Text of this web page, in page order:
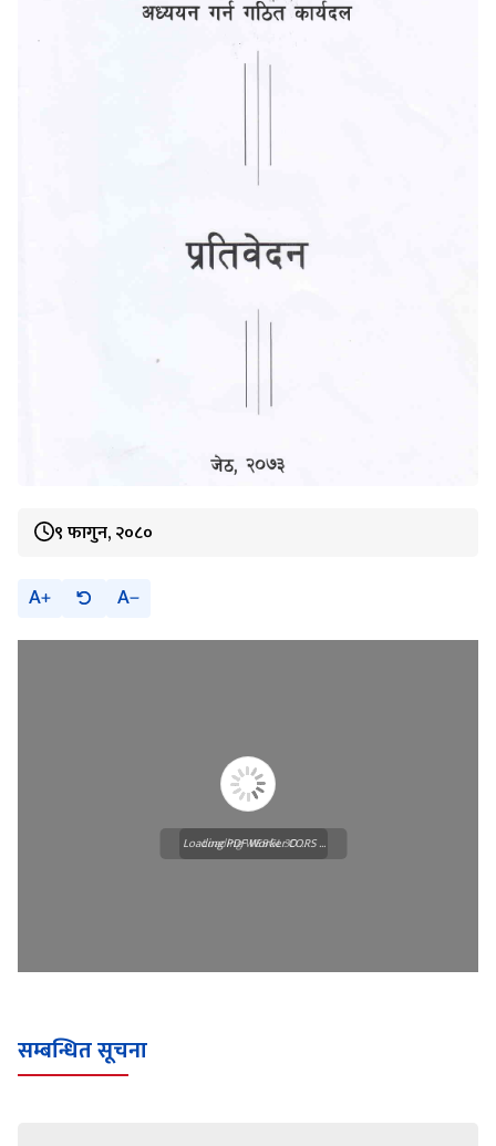
९ फागुन, २०८०
A A
Loading WEBGL 3D ...
Loading PDF Worker CORS ...
सम्बन्धित सूचना